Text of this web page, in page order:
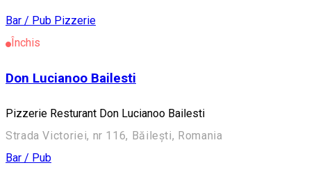
Bar / Pub Pizzerie
Închis
Don Lucianoo Bailesti
Pizzerie Resturant Don Lucianoo Bailesti
Strada Victoriei, nr 116, Băilești, Romania
Bar / Pub